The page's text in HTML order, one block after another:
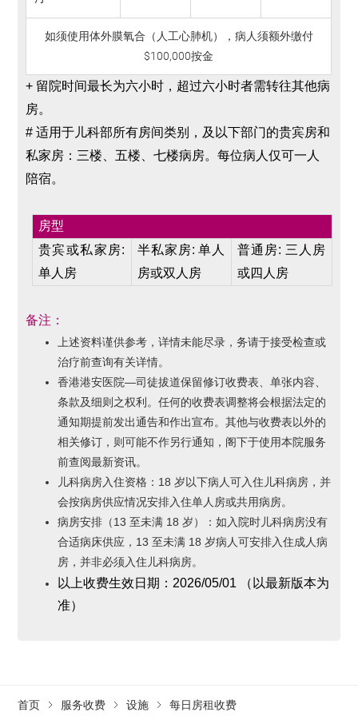
如须使用体外膜氧合（人工心肺机），病人须额外缴付
$100,000按金
+ 留院时间最长为六小时，超过六小时者需转往其他病
房。
# 适用于儿科部所有房间类别，及以下部门的贵宾房和
私家房：三楼、五楼、七楼病房。每位病人仅可一人
陪宿。
房型
贵宾或私家房:
单人房
半私家房:单人
房或双人房
普通房: 三人房
或四人房
备注：
上述资料谨供参考，详情未能尽录，务请于接受检查或
治疗前查询有关详情。
香港港安医院—司徒拔道保留修订收费表、单张内容、
条款及细则之权利。任何的收费表调整将会根据法定的
通知期提前发出通告和作出宣布。其他与收费表以外的
相关修订，则可能不作另行通知，阁下于使用本院服务
前查阅最新资讯。
儿科病房入住资格：18 岁以下病人可入住儿科病房，并
会按病房供应情况安排入住单人房或共用病房。
病房安排（13 至未满 18 岁）：如入院时儿科病房没有
合适病床供应，13 至未满 18 岁病人可安排入住成人病
房，并非必须入住儿科病房。
以上收费生效 日期 ： 2026/05/01 （ 以最新版本为
准）
首页 服务收费 设施 每日房租收费